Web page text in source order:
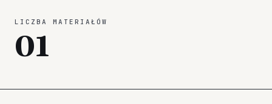
LICZBA MATERIAŁÓW
01